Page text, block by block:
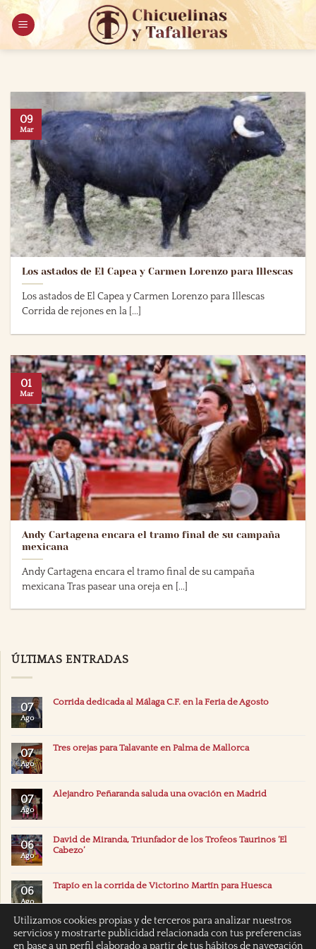
Saltar
contenido
Los astados de El Capea y Carmen Lorenzo para Illescas
Los astados de El Capea y Carmen Lorenzo para Illescas
Corrida de rejones en la [...]
09
Mar
Andy Cartagena encara el tramo final de su campaña
mexicana
Andy Cartagena encara el tramo final de su campaña
mexicana Tras pasear una oreja en [...]
01
Mar
ÚLTIMAS ENTRADAS
07
Ago
Corrida dedicada al Málaga C.F. en la Feria de Agosto
07
Ago
Tres orejas para Talavante en Palma de Mallorca
07
Ago
Alejandro Peñaranda saluda una ovación en Madrid
06
Ago
David de Miranda, Triunfador de los Trofeos Taurinos ‘El
Cabezo’
06
Ago
Trapío en la corrida de Victorino Martín para Huesca
Utilizamos cookies propias y de terceros para analizar nuestros
servicios y mostrarte publicidad relacionada con tus preferencias
en base a un perfil elaborado a partir de tus hábitos de navegación